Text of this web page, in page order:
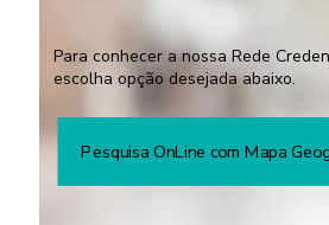
Para conhecer a nossa Rede
escolha opção desejada abaixo.
Pesquisa OnLine com Mapa